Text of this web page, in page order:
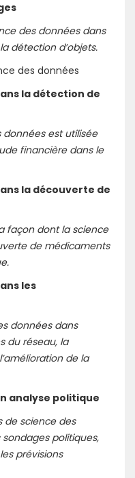
des données dans
détection d’objets.
des données
la détection de
est utilisée
financière dans le
la découverte de
façon dont la science
de médicaments
les
données dans
du réseau, la
de la
analyse politique
de science des
politiques,
prévisions